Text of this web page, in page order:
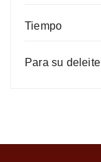
Tiempo
Para su deleite